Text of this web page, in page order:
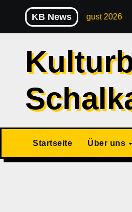
Inhalten
springen
KB News
August 2026
Startseite Über uns